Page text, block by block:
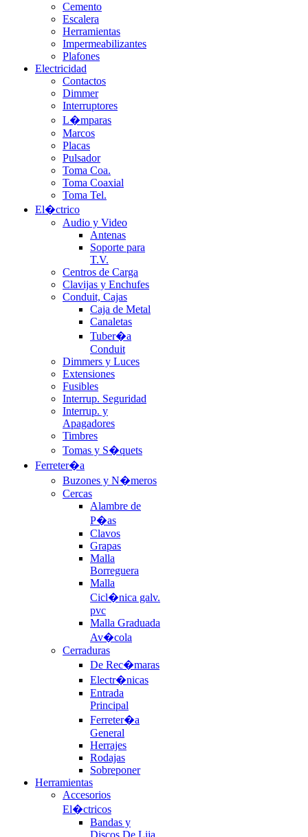
Cemento
Escalera
Herramientas
Impermeabilizantes
Plafones
Electricidad
Contactos
Dimmer
Interruptores
L�mparas
Marcos
Placas
Pulsador
Toma Coa.
Toma Coaxial
Toma Tel.
El�ctrico
Audio y Video
Antenas
Soporte para
T.V.
Centros de Carga
Clavijas y Enchufes
Conduit, Cajas
Caja de Metal
Canaletas
Tuber�a
Conduit
Dimmers y Luces
Extensiones
Fusibles
Interrup. Seguridad
Interrup. y
Apagadores
Timbres
Tomas y S�quets
Ferreter�a
Buzones y N�meros
Cercas
Alambre de
P�as
Clavos
Grapas
Malla
Borreguera
Malla
Cicl�nica galv.
pvc
Malla Graduada
Av�cola
Cerraduras
De Rec�maras
Electr�nicas
Entrada
Principal
Ferreter�a
General
Herrajes
Rodajas
Sobreponer
Herramientas
Accesorios
El�ctricos
Bandas y
Discos De Lija